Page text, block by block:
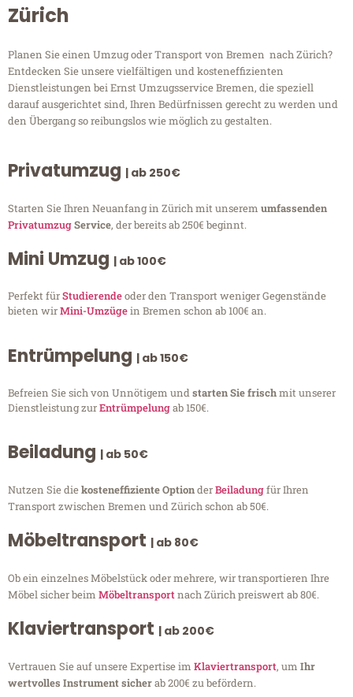
Zürich
Planen Sie einen Umzug oder Transport von Bremen nach Zürich?
Entdecken Sie unsere vielfältigen und kosteneffizienten
Dienstleistungen bei Ernst Umzugsservice Bremen, die speziell
darauf ausgerichtet sind, Ihren Bedürfnissen gerecht zu werden und
den Übergang so reibungslos wie möglich zu gestalten.
Privatumzug | ab 250€
Starten Sie Ihren Neuanfang in Zürich mit unserem umfassenden
PrivatumzugService, der bereits ab 250€ beginnt.
Mini Umzug | ab 100€
Perfekt fürStudierendeoder den Transport weniger Gegenstände
bieten wirMini-Umzügein Bremen schon ab 100€ an.
Entrümpelung | ab 150€
Befreien Sie sich von Unnötigem undstarten Sie frischmit unserer
Dienstleistung zurEntrümpelungab 150€.
Beiladung | ab 50€
Nutzen Sie diekosteneffiziente OptionderBeiladungfür Ihren
Transport zwischen Bremen und Zürich schon ab 50€.
Möbeltransport | ab 80€
Ob ein einzelnes Möbelstück oder mehrere, wir transportieren Ihre
Möbel sicher beim Möbeltransportnach Zürich preiswert ab 80€.
Klaviertransport | ab 200€
Vertrauen Sie auf unsere Expertise im Klaviertransport, um Ihr
wertvolles Instrument sicherab 200€ zu befördern.